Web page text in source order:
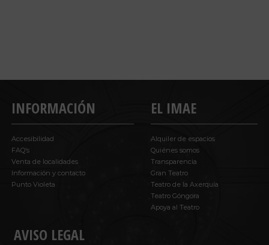
INFORMACIÓN
Accesibilidad
FAQ’s
Venta de localidades
Información y contacto
Punto Violeta
AVISO LEGAL
EL IMAE
Alquiler de espacios
Quiénes somos
Transparencia
Gran Teatro
Teatro de la Axerquía
Teatro Góngora
Apoya al Teatro